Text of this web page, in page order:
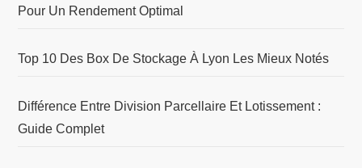
Pour Un Rendement Optimal
Top 10 Des Box De Stockage À Lyon Les Mieux Notés
Différence Entre Division Parcellaire Et Lotissement :
Guide Complet